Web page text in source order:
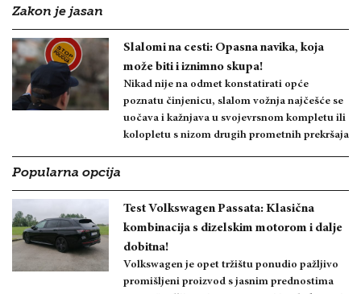
Zakon je jasan
Slalomi na cesti: Opasna navika, koja
može biti i iznimno skupa!
Nikad nije na odmet konstatirati opće
poznatu činjenicu, slalom vožnja najčešće se
uočava i kažnjava u svojevrsnom kompletu ili
kolopletu s nizom drugih prometnih prekršaja
Popularna opcija
Test Volkswagen Passata: Klasična
kombinacija s dizelskim motorom i dalje
dobitna!
Volkswagen je opet tržištu ponudio pažljivo
promišljeni proizvod s jasnim prednostima